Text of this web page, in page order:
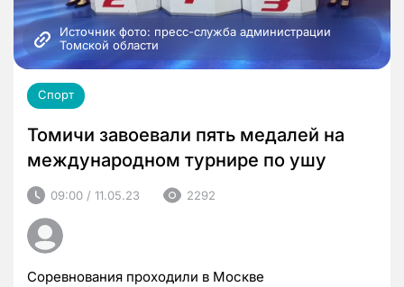
Источник фото: пресс-служба администрации
Томской области
Спорт
Томичи завоевали пять медалей на
международном турнире по ушу
09:00 / 11.05.23 2292
Соревнования проходили в Москве